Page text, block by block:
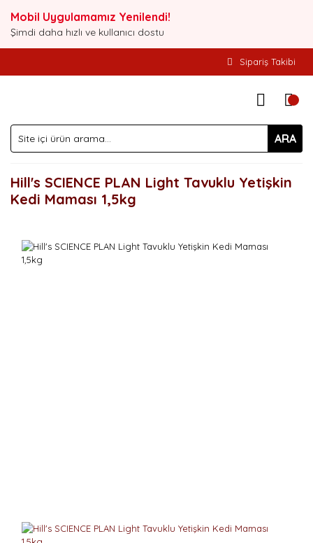
Mobil Uygulamamız Yenilendi!
Şimdi daha hızlı ve kullanıcı dostu
Sipariş Takibi
ARA
Hill's SCIENCE PLAN Light Tavuklu Yetişkin
Kedi Maması 1,5kg